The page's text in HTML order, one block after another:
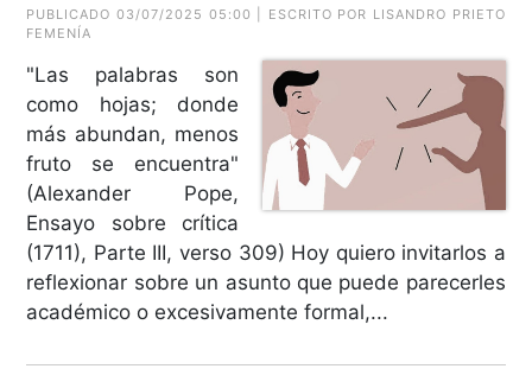
PUBLICADO 03/07/2025 05:00 | ESCRITO POR LISANDRO PRIETO
FEMENÍA
"Las palabras son
como hojas; donde
más abundan, menos
fruto se encuentra"
(Alexander Pope,
Ensayo sobre crítica
(1711), Parte III, verso 309) Hoy quiero invitarlos a
reflexionar sobre un asunto que puede parecerles
académico o excesivamente formal,...